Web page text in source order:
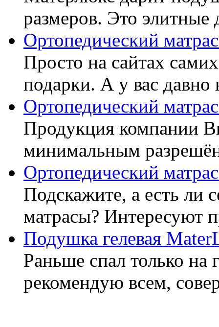
размеров. Это элитные
Ортопедический
Просто на сайтах
подарки. А у вас
Ортопедический
Продукция компании
минимальным
Ортопедический
Подскажите, а есть ли
матрасы? Интересуют
Подушка гелевая
Раньше спал только на
рекомендую всем,